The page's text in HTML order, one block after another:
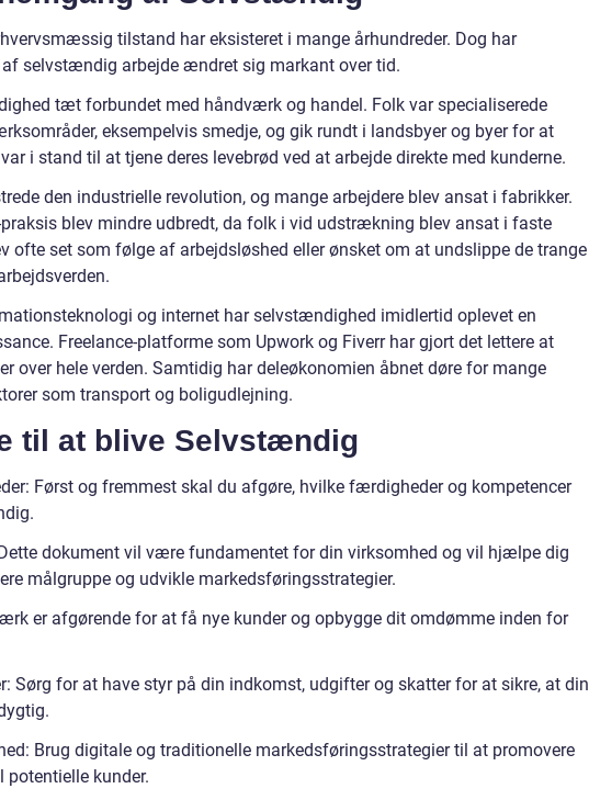
tilstand har eksisteret i mange århundreder. Dog har
selvstændig arbejde ændret sig markant over tid.
tæt forbundet med håndværk og handel. Folk var specialiserede
eksempelvis smedje, og gik rundt i landsbyer og byer for at
i stand til at tjene deres levebrød ved at arbejde direkte med kunderne.
den industrielle revolution, og mange arbejdere blev ansat i fabrikker.
blev mindre udbredt, da folk i vid udstrækning blev ansat i faste
ofte set som følge af arbejdsløshed eller ønsket om at undslippe de trange
og internet har selvstændighed imidlertid oplevet en
Freelance-platforme som Upwork og Fiverr har gjort det lettere at
over hele verden. Samtidig har deleøkonomien åbnet døre for mange
som transport og boligudlejning.
til at blive Selvstændig
Først og fremmest skal du afgøre, hvilke færdigheder og kompetencer
dokument vil være fundamentet for din virksomhed og vil hjælpe dig
målgruppe og udvikle markedsføringsstrategier.
er afgørende for at få nye kunder og opbygge dit omdømme inden for
Sørg for at have styr på din indkomst, udgifter og skatter for at sikre, at din
Brug digitale og traditionelle markedsføringsstrategier til at promovere
kunder.